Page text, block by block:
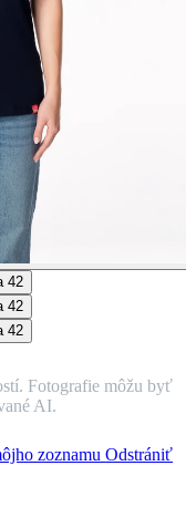
Fotografie môžu byť
AI.
zoznamuOdstrániť